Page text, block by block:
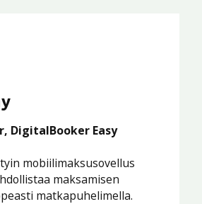
DigitalBooker Easy
mobiilimaksusovellus
maksamisen
matkapuhelimella.